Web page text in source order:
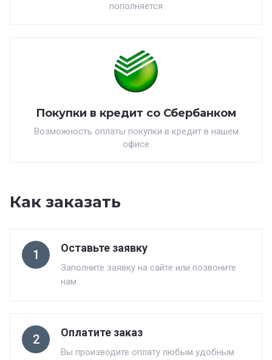
пополняется
Покупки в кредит со Сбербанком
Возможность оплаты покупки в кредит в нашем
офисе
Как заказать
1 Оставьте заявку
Заполните заявку на сайте или позвоните
нам
2 Оплатите заказ
Вы производите оплату любым удобным